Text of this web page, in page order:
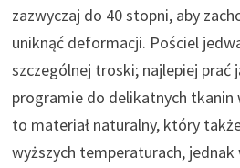
zazwyczaj do 40 stopni, aby
uniknąć deformacji. Pościel
szczególnej troski; najlepiej prać
programie do delikatnych tkanin
to materiał naturalny, który
wyższych temperaturach,